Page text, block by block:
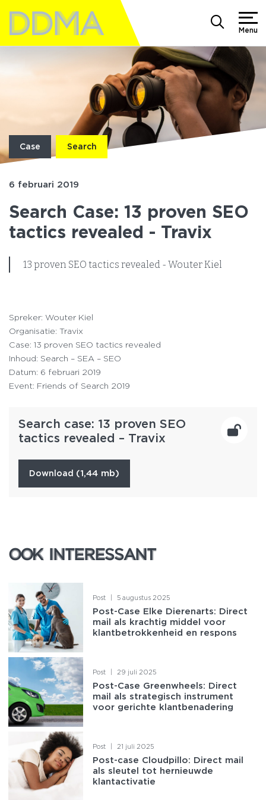
Menu
Case Search
6 februari 2019
Search Case: 13 proven SEO
tactics revealed - Travix
13 proven SEO tactics revealed - Wouter Kiel
Spreker: Wouter Kiel
Organisatie: Travix
Case: 13 proven SEO tactics revealed
Inhoud: Search – SEA – SEO
Datum: 6 februari 2019
Event: Friends of Search 2019
Search case: 13 proven SEO
tactics revealed – Travix
download (1,44 mb)
OOK INTERESSANT
OOK INTERESSANT
Post | 5 augustus 2025
Post-Case Elke Dierenarts: Direct
mail als krachtig middel voor
klantbetrokkenheid en respons
Post | 29 juli 2025
Post-Case Greenwheels: Direct
mail als strategisch instrument
voor gerichte klantbenadering
Post | 21 juli 2025
Post-case Cloudpillo: Direct mail
als sleutel tot hernieuwde
klantactivatie